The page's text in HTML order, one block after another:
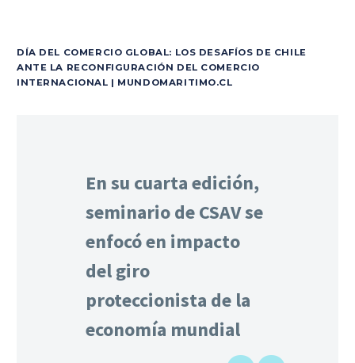
DÍA DEL COMERCIO GLOBAL: LOS DESAFÍOS DE CHILE
ANTE LA RECONFIGURACIÓN DEL COMERCIO
INTERNACIONAL | MUNDOMARITIMO.CL
En su cuarta edición,
seminario de CSAV se
enfocó en impacto
del giro
proteccionista de la
economía mundial